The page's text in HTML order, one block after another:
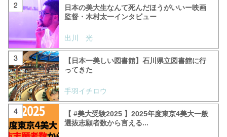
日本の美大生なんて死んだほうがいいー映画
監督・木村太一インタビュー
出川 光
【日本一美しい図書館】石川県立図書館に行
ってきた
手羽イチロウ
【 #美大受験2025 】2025年度東京4美大一般
選抜志願者数から言える...